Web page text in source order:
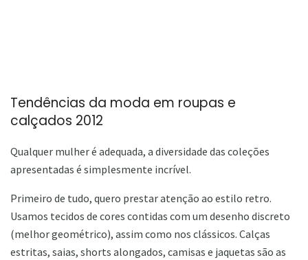
Tendências da moda em roupas e
calçados 2012
Qualquer mulher é adequada, a diversidade das coleções
apresentadas é simplesmente incrível.
Primeiro de tudo, quero prestar atenção ao estilo retro.
Usamos tecidos de cores contidas com um desenho discreto
(melhor geométrico), assim como nos clássicos. Calças
estritas, saias, shorts alongados, camisas e jaquetas são as